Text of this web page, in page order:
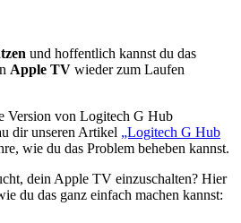
und hoffentlich kannst du das
Apple TV wieder zum Laufen
Version von Logitech G Hub
dir unseren Artikel „Logitech G Hub
wie du das Problem beheben kannst.
dein Apple TV einzuschalten? Hier
du das ganz einfach machen kannst: